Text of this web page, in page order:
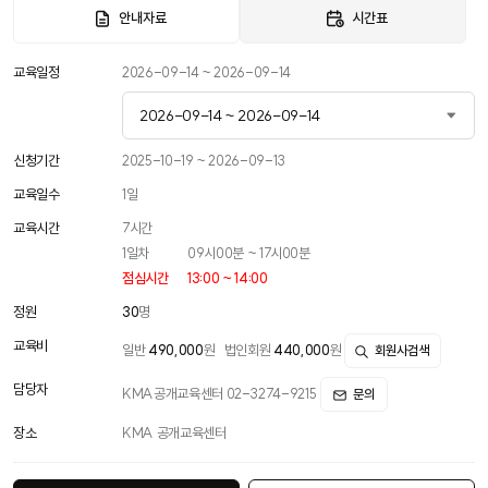
안내자료 시간표
교육일정 2026-09-14 ~ 2026-09-14
2026-09-14 ~ 2026-09-14
2026-04-06 ~ 2026-04-06
2026-09-14 ~ 2026-09-14
2026-11-20 ~ 2026-11-20
신청기간
2025-10-19 ~ 2026-09-13
교육일수
1일
교육시간
7시간
1일차
09시00분 ~ 17시00분
점심시간
13:00 ~ 14:00
정원
30명
교육비
일반 490,000원 법인회원 440,000원 회원사검색
담당자 KMA공개교육센터 02-3274-9215 문의
장소 KMA 공개교육센터